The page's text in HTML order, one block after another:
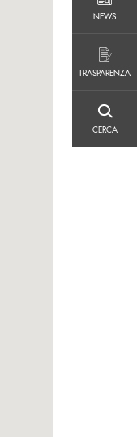
NEWS
NEWS
TRASPARENZA
CERCA